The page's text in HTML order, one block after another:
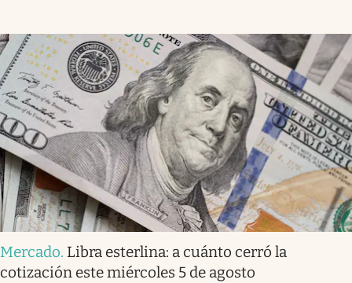
Mercado. Libra esterlina: a cuánto cerró la
cotización este miércoles 5 de agosto